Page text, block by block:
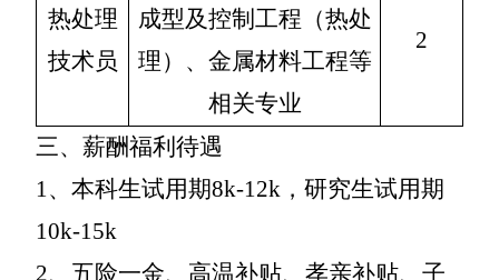
热处理
技术员
成型及控制工程（热处
理）、金属材料工程等
相关专业
2
三、薪酬福利待遇
1、 本科生试用期8k-12k，研究生试用期
10k-15k
2、 五险一金、高温补贴、孝亲补贴、子